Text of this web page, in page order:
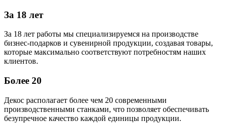
За 18 лет
За 18 лет работы мы специализируемся на производстве
бизнес-подарков и сувенирной продукции, создавая товары,
которые максимально соответствуют потребностям наших
клиентов.
Более 20
Декос располагает более чем 20 современными
производственными станками, что позволяет обеспечивать
безупречное качество каждой единицы продукции.